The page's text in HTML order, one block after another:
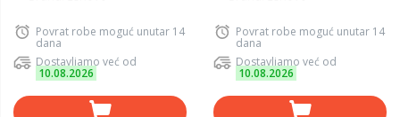
Povrat robe moguć unutar 14
dana
Dostavljamo već od
10.08.2026
Povrat robe moguć unutar 14
dana
Dostavljamo već od
10.08.2026